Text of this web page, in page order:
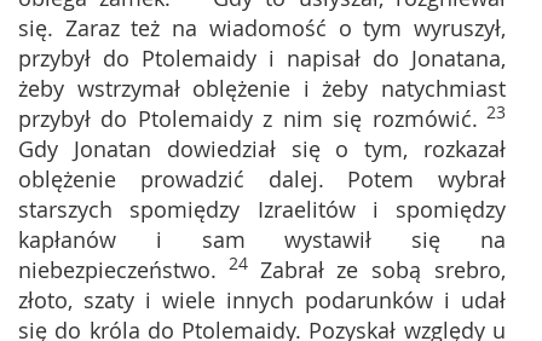
się. Zaraz też na wiadomość o tym wyruszył,
przybył do Ptolemaidy i napisał do Jonatana,
żeby wstrzymał oblężenie i żeby natychmiast
przybył do Ptolemaidy z nim się rozmówić. 23
Gdy Jonatan dowiedział się o tym, rozkazał
oblężenie prowadzić dalej. Potem wybrał
starszych spomiędzy Izraelitów i spomiędzy
kapłanów i sam wystawił się na
niebezpieczeństwo. 24 Zabrał ze sobą srebro,
złoto, szaty i wiele innych podarunków i udał
się do króla do Ptolemaidy. Pozyskał względy u